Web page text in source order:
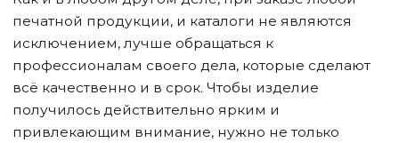
печатной продукции, и каталоги не являются
исключением, лучше обращаться к
профессионалам своего дела, которые сделают
всё качественно и в срок. Чтобы изделие
получилось действительно ярким и
привлекающим внимание, нужно не только